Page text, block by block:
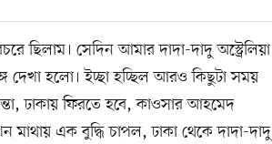
ছিলাম। সেদিন আমার দাদা-দাদু অস্ট্রেলিয়া
দেখা হলো। ইচ্ছা হচ্ছিল আরও কিছুটা সময়
ঢাকায় ফিরতে হবে, কাওসার আহমেদ
এক বুদ্ধি চাপল, ঢাকা থেকে দাদা-দাদু